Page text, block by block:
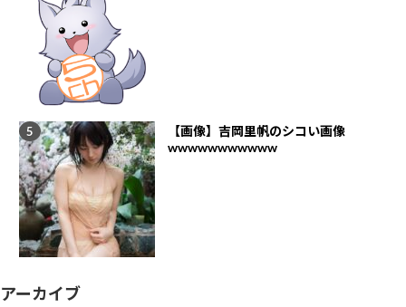
【画像】吉岡里帆のシコい画像
wwwwwwwwwww
アーカイブ